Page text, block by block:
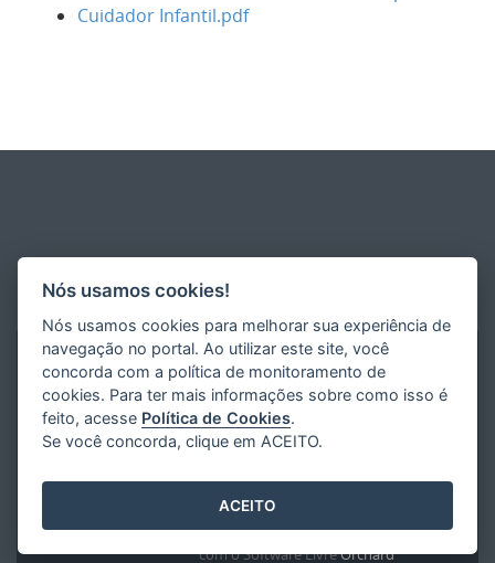
Cuidador Infantil.pdf
com o Software LivreOrchard
Nós usamos cookies!
Nós usamos cookies para melhorar sua experiência de
navegação no portal. Ao utilizar este site, você
concorda com a política de monitoramento de
cookies. Para ter mais informações sobre como isso é
feito, acesse Política de Cookies.
Se você concorda, clique em ACEITO.
ACEITO